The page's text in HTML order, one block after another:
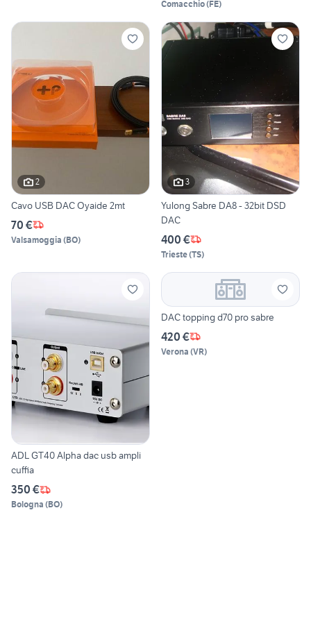
Comacchio(FE)
2
Cavo USB DAC Oyaide 2mt
70 €
Valsamoggia (BO)
3
Yulong Sabre DA8 - 32bit DSD
DAC
400 €
Trieste(TS)
ADL GT40 Alpha dac usb ampli
cuffia
350 €
Bologna (BO)
DAC topping d70 pro sabre
420 €
Verona (VR)